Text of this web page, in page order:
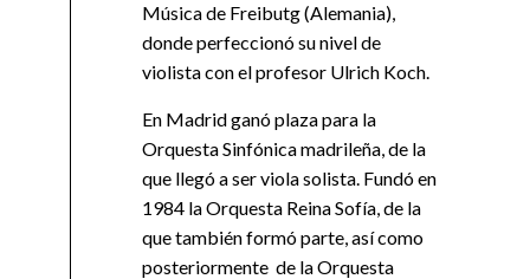
Música de Freibutg (Alemania),
donde perfeccionó su nivel de
violista con el profesor Ulrich Koch.
En Madrid ganó plaza para la
Orquesta Sinfónica madrileña, de la
que llegó a ser viola solista. Fundó en
1984 la Orquesta Reina Sofía, de la
que también formó parte, así como
posteriormente de la Orquesta